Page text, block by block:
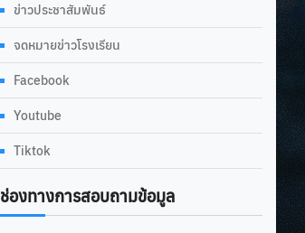
ข่าวประชาสัมพันธ์
จดหมายข่าวโรงเรียน
Facebook
Youtube
Tiktok
ช่องทางการสอบถามข้อมูล